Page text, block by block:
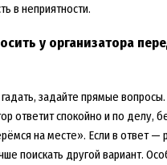
в неприятности.
у организатора
задайте прямые
ответит спокойно и по делу,
на месте». Если в ответ —
поискать другой вариант.